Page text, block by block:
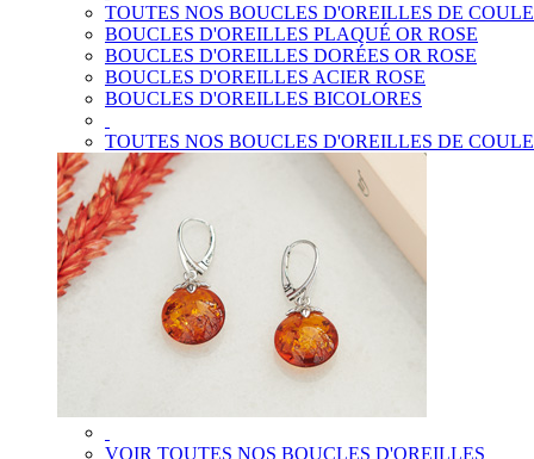
TOUTES NOS BOUCLES D'OREILLES DE
BOUCLES D'OREILLES PLAQUÉ OR ROSE
BOUCLES D'OREILLES DORÉES OR ROSE
BOUCLES D'OREILLES ACIER ROSE
BOUCLES D'OREILLES BICOLORES
TOUTES NOS BOUCLES D'OREILLES DE
VOIR TOUTES NOS BOUCLES D'OREILLES